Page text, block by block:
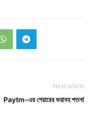
Next article
Paytm-এর শেয়ারের ভয়াবহ পতন!